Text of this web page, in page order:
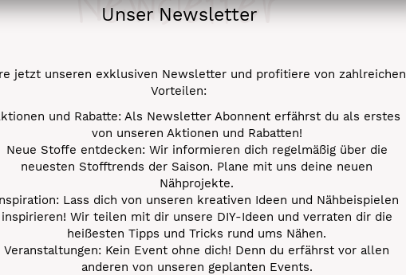
Unser Newsletter
jetzt unseren exklusiven Newsletter und profitiere von zahlreichen
Vorteilen:
und Rabatte: Als Newsletter Abonnent erfährst du als erstes
von unseren Aktionen und Rabatten!
Neue Stoffe entdecken: Wir informieren dich regelmäßig über die
neuesten Stofftrends der Saison. Plane mit uns deine neuen
Nähprojekte.
Lass dich von unseren kreativen Ideen und Nähbeispielen
inspirieren! Wir teilen mit dir unsere DIY-Ideen und verraten dir die
heißesten Tipps und Tricks rund ums Nähen.
Veranstaltungen: Kein Event ohne dich! Denn du erfährst vor allen
anderen von unseren geplanten Events.